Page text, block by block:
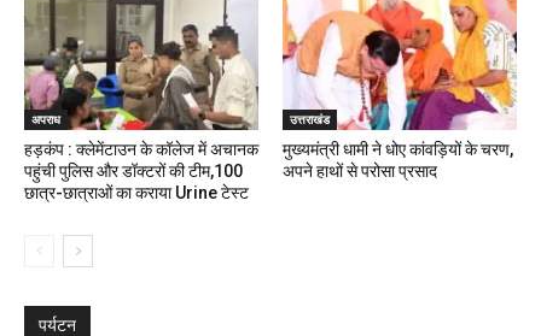
अपराध
हड़कंप : क्लेमेंटाउन के कॉलेज में अचानक
पहुंची पुलिस और डॉक्टरों की टीम,100
छात्र-छात्राओं का कराया Urine टेस्ट
उत्तराखंड
मुख्यमंत्री धामी ने धोए कांवड़ियों के चरण,
अपने हाथों से परोसा प्रसाद
पर्यटन